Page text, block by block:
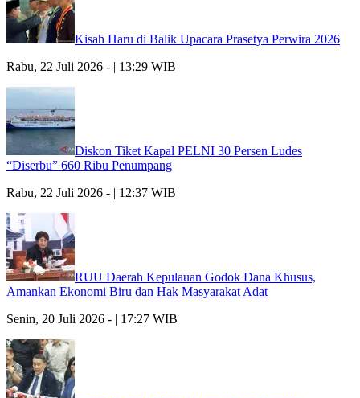
Kisah Haru di Balik Upacara Prasetya Perwira 2026
Rabu, 22 Juli 2026 - | 13:29 WIB
Diskon Tiket Kapal PELNI 30 Persen Ludes
“Diserbu” 660 Ribu Penumpang
Rabu, 22 Juli 2026 - | 12:37 WIB
RUU Daerah Kepulauan Godok Dana Khusus,
Amankan Ekonomi Biru dan Hak Masyarakat Adat
Senin, 20 Juli 2026 - | 17:27 WIB